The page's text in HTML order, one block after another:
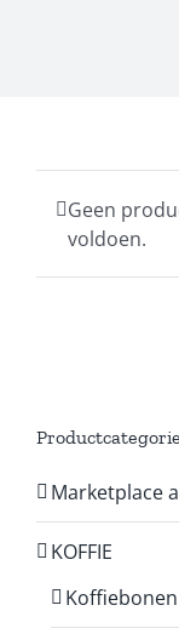
Geen
voldoen.
Marketplace
KOFFIE
Koffiebonen